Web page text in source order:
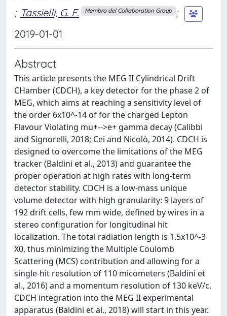
; Tassielli, G. F. Membro del Collaboration Group ;
2019-01-01
Abstract
This article presents the MEG II Cylindrical Drift
CHamber (CDCH), a key detector for the phase 2 of
MEG, which aims at reaching a sensitivity level of
the order 6x10^-14 of for the charged Lepton
Flavour Violating mu+-->e+ gamma decay (Calibbi
and Signorelli, 2018; Cei and Nicolò, 2014). CDCH is
designed to overcome the limitations of the MEG
tracker (Baldini et al., 2013) and guarantee the
proper operation at high rates with long-term
detector stability. CDCH is a low-mass unique
volume detector with high granularity: 9 layers of
192 drift cells, few mm wide, defined by wires in a
stereo configuration for longitudinal hit
localization. The total radiation length is 1.5x10^-3
X0, thus minimizing the Multiple Coulomb
Scattering (MCS) contribution and allowing for a
single-hit resolution of 110 micometers (Baldini et
al., 2016) and a momentum resolution of 130 keV/c.
CDCH integration into the MEG II experimental
apparatus (Baldini et al., 2018) will start in this year.